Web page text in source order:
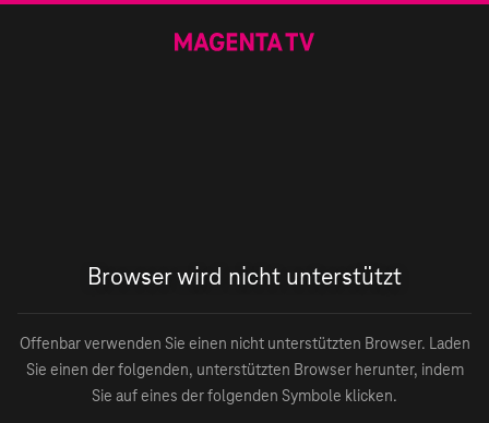
Browser wird nicht unterstützt
Offenbar verwenden Sie einen nicht unterstützten Browser. Laden
Sie einen der folgenden, unterstützten Browser herunter, indem
Sie auf eines der folgenden Symbole klicken.